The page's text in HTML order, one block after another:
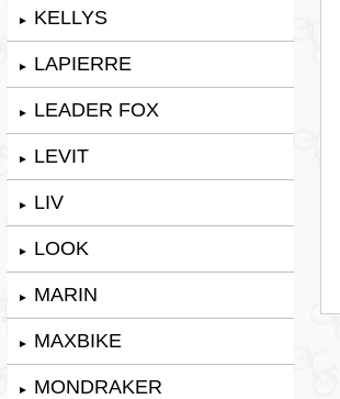
► KELLYS
► LAPIERRE
► LEADER FOX
► LEVIT
► LIV
► LOOK
► MARIN
► MAXBIKE
► MONDRAKER